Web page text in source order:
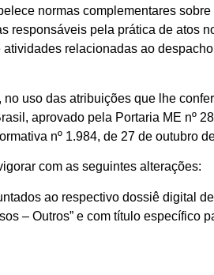
normas complementares
responsáveis pela prática de atos
relacionadas ao
uso das atribuições que lhe
aprovado pela Portaria ME nº
nº 1.984, de 27 de outubro
com as seguintes alterações:
ao respectivo dossiê digital
– Outros” e com título específico